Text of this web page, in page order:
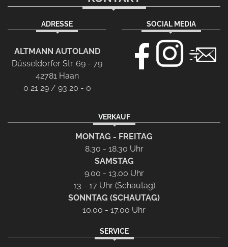
ADRESSE
ALTMANN AUTOLAND
Düsseldorfer Str. 69 - 79
42781 Haan
0 21 29 / 93 20 - 0
SOCIAL MEDIA
VERKAUF
MONTAG - FREITAG
8.30 - 18.30 Uhr
SAMSTAG
9.00 - 13.00 Uhr
13 - 17 Uhr (Schautag)
SONNTAG (SCHAUTAG)
10.00 - 17.00 Uhr
SERVICE